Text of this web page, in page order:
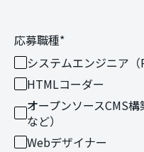
応募職種*
システムエンジニア（
HTMLコーダー
オープンソースCMS
など）
Webデザイナー